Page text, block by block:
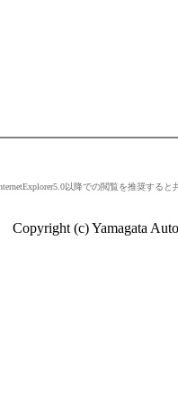
以降での閲覧を推奨する
Copyright (c) Yamagata